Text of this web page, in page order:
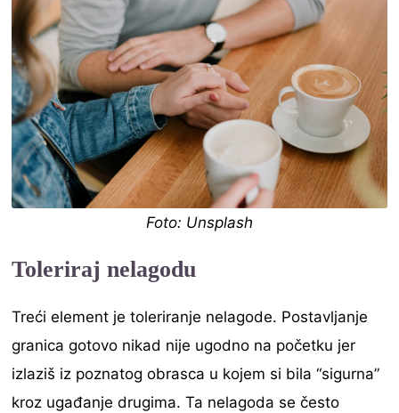
Foto: Unsplash
Toleriraj nelagodu
Treći element je toleriranje nelagode. Postavljanje
granica gotovo nikad nije ugodno na početku jer
izlaziš iz poznatog obrasca u kojem si bila “sigurna”
kroz ugađanje drugima. Ta nelagoda se često